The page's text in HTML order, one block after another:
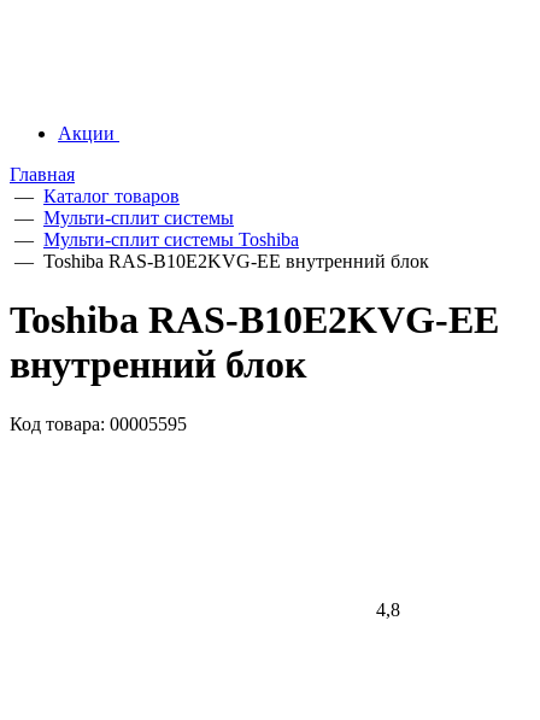
Акции
Главная
— Каталог товаров
— Мульти-сплит системы
— Мульти-сплит системы Toshiba
— Toshiba RAS-B10E2KVG-EE внутренний блок
Toshiba RAS-B10E2KVG-EE
внутренний блок
Код товара: 00005595
4,8